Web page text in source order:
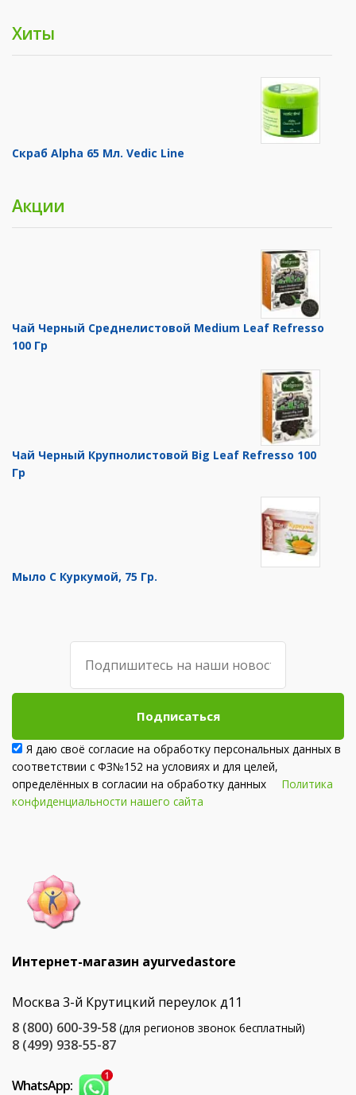
Хиты
Скраб Alpha 65 Мл. Vedic Line
Акции
Чай Черный Среднелистовой Medium Leaf Refresso
100 Гр
Чай Черный Крупнолистовой Big Leaf Refresso 100
Гр
Мыло С Куркумой, 75 Гр.
Подписаться
Я даю своё согласие на обработку персональных данных в
соответствии с ФЗ№152 на условиях и для целей,
определённых в согласии на обработку данных Политика
конфиденциальности нашего сайта
Интернет-магазин ayurvedastore
Москва 3-й Крутицкий переулок д11
8 (800) 600-39-58 (для регионов звонок бесплатный)
8 (499) 938-55-87
WhatsApp: